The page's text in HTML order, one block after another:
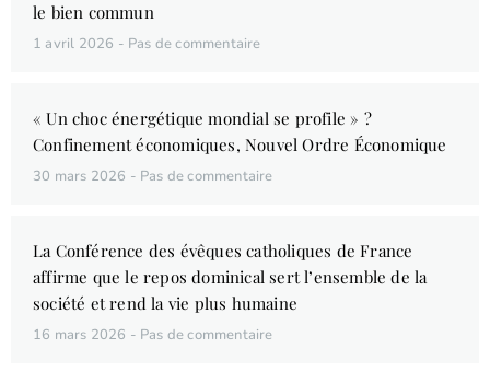
le bien commun
1 avril 2026 Pas de commentaire
« Un choc énergétique mondial se profile » ?
Confinement économiques, Nouvel Ordre Économique
30 mars 2026 Pas de commentaire
La Conférence des évêques catholiques de France
affirme que le repos dominical sert l’ensemble de la
société et rend la vie plus humaine
16 mars 2026 Pas de commentaire